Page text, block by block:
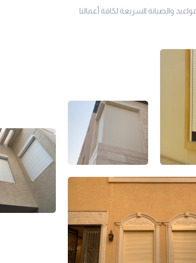
والصيانة السريعة لكافة أعمالنا